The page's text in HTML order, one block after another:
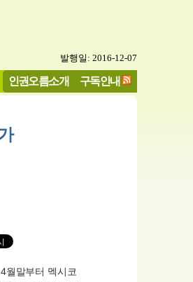
발행일: 2016-12-07
인권오름소개 구독안내
월말부터 멕시코